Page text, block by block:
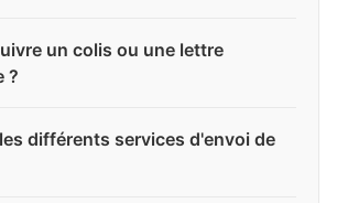
un colis ou une lettre
?
différents services d'envoi de